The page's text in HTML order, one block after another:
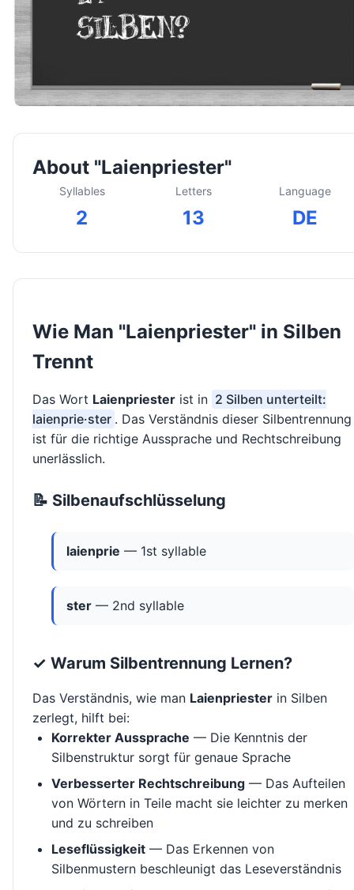
About "Laienpriester"
Syllables
2
Letters
13
Language
DE
Wie Man "Laienpriester" in Silben
Trennt
Das Wort Laienpriester ist in 2 Silben unterteilt:
laienprie·ster . Das Verständnis dieser Silbentrennung
ist für die richtige Aussprache und Rechtschreibung
unerlässlich.
📝 Silbenaufschlüsselung
laienprie — 1st syllable
ster — 2nd syllable
✓ Warum Silbentrennung Lernen?
Das Verständnis, wie man Laienpriester in Silben
zerlegt, hilft bei:
Korrekter Aussprache — Die Kenntnis der
Silbenstruktur sorgt für genaue Sprache
Verbesserter Rechtschreibung — Das Aufteilen
von Wörtern in Teile macht sie leichter zu merken
und zu schreiben
Leseflüssigkeit — Das Erkennen von
Silbenmustern beschleunigt das Leseverständnis